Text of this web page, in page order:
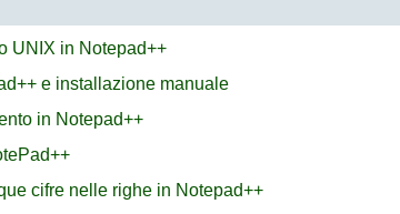
UNIX in Notepad++
e installazione manuale
in Notepad++
cifre nelle righe in Notepad++